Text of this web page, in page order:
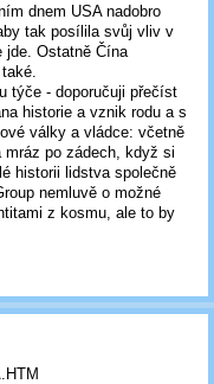
dnem USA nadobro
tak posílila svůj vliv v
jde. Ostatně Čína
týče - doporučuji přečíst
historie a vznik rodu a s
války a vládce: včetně
mráz po zádech, když si
historii lidstva společně
nemluvě o možné
z kosmu, ale to by